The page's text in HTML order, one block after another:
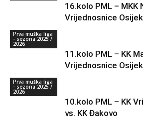
16.kolo PML – MKK
Vrijednosnice Osijek
Prva muška liga
- sezona 2025 /
2026
11.kolo PML – KK
Vrijednosnice Osijek
Prva muška liga
- sezona 2025 /
2026
10.kolo PML – KK
vs. KK Đakovo